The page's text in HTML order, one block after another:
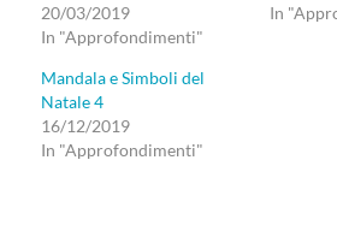
20/03/2019
In "Approfondimenti"
In
Mandala e Simboli del
Natale 4
16/12/2019
In "Approfondimenti"